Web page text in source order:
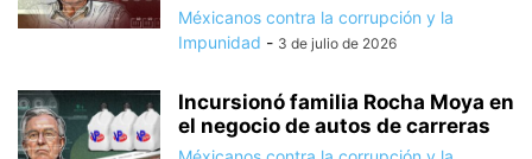
Méxicanos contra la corrupción y la
Impunidad - 3 de julio de 2026
Incursionó familia Rocha Moya en
el negocio de autos de carreras